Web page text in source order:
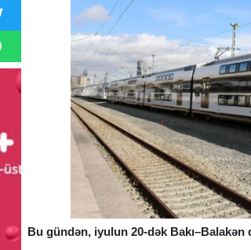
Bu gündən, iyulun 20-dək Bakı–Balakən